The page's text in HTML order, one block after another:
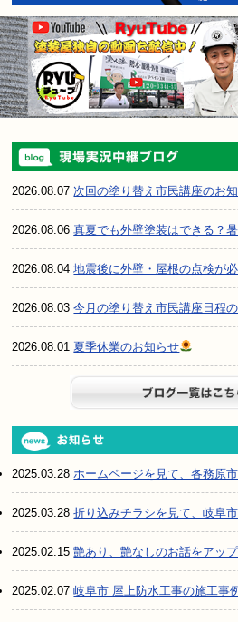
2026.08.07次回の塗り替え市民講座のお知
2026.08.06真夏でも外壁塗装はできる？
2026.08.04地震後に外壁・屋根の点検が
2026.08.03今月の塗り替え市民講座日程
2026.08.01 夏季休業のお知らせ
2025.03.28ホームページを見て、各務原
2025.03.28折り込みチラシを見て、岐阜
2025.02.15艶あり、艶なしのお話をアッ
2025.02.07岐阜市 屋上防水工事の施工事